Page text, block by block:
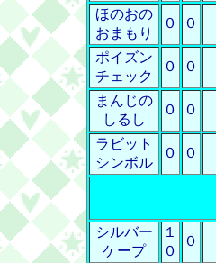
ほのおの
おまもり
０ ０
ポイズン
チェック
０ ０
まんじの
しるし
０ ０
ラビット
シンボル
０ ０
シルバー
ケープ
１
０
０